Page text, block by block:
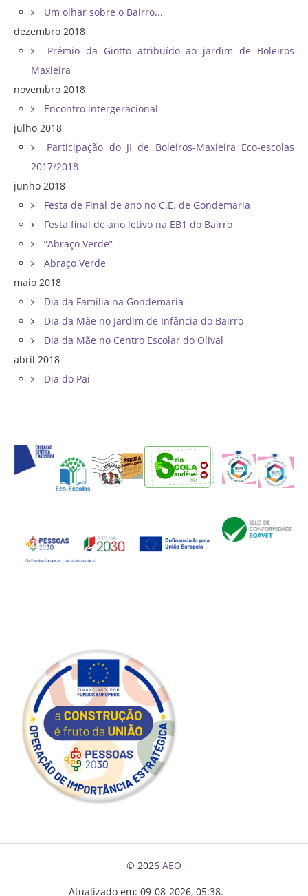
Um olhar sobre o Bairro...
dezembro 2018
Prémio da Giotto atribuído ao jardim de Boleiros
Maxieira
novembro 2018
Encontro intergeracional
julho 2018
Participação do JI de Boleiros-Maxieira Eco-escolas
2017/2018
junho 2018
Festa de Final de ano no C.E. de Gondemaria
Festa final de ano letivo na EB1 do Bairro
“Abraço Verde”
Abraço Verde
maio 2018
Dia da Família na Gondemaria
Dia da Mãe no Jardim de Infância do Bairro
Dia da Mãe no Centro Escolar do Olival
abril 2018
Dia do Pai
© 2026 AEO
Atualizado em: 09-08-2026, 05:38.